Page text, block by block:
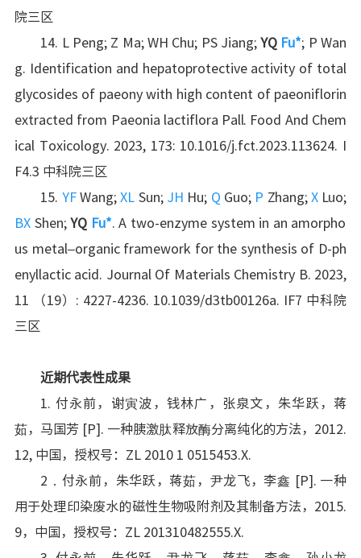
院三区
14. L Peng; Z Ma; WH Chu; PS Jiang;YQ Fu*; P Wan
g. Identification and hepatoprotective activity of total
glycosides of paeony with high content of paeoniflorin
extracted from Paeonia lactiflora Pall. Food And Chem
ical Toxicology. 2023, 173: 10.1016/j.fct.2023.113624. I
F4.3 中科院三区
15. YFWang;XL Sun;JH Hu; Q Guo; P Zhang; XLuo;
BXShen;YQ Fu*. A two-enzyme system in an amorpho
us metal–organic framework for the synthesis of D-ph
enyllactic acid. Journal Of Materials Chemistry B. 2023,
11 （19）: 4227-4236. 10.1039/d3tb00126a. IF7 中科院
三区
近期代表性成果
1. 付永前，谢寅波，钱林广，张泉文，朱华跃，蒋
茹，马国芳 [P]. 一种胰激肽释放酶分离纯化的方法，2012.
12, 中国，授权号：ZL 2010 1 0515453.X.
2．付永前，朱华跃，蒋茹，尹龙飞，李鑫 [P]. 一种
用于处理印染废水的磁性生物吸附剂及其制备方法，2015.
9，中国，授权号：ZL 201310482555.X.